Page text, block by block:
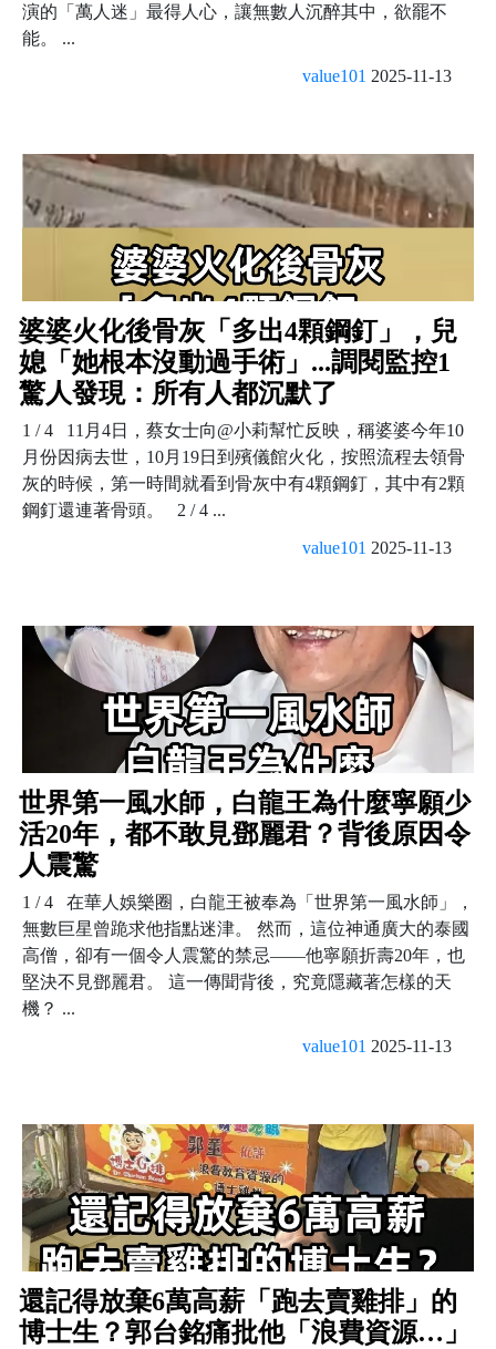
演的「萬人迷」最得人心，讓無數人沉醉其中，欲罷不
能。 ...
value101 2025-11-13
婆婆火化後骨灰「多出4顆鋼釘」，兒
媳「她根本沒動過手術」...調閱監控1
驚人發現：所有人都沉默了
1 / 4 11月4日，蔡女士向@小莉幫忙反映，稱婆婆今年10
月份因病去世，10月19日到殯儀館火化，按照流程去領骨
灰的時候，第一時間就看到骨灰中有4顆鋼釘，其中有2顆
鋼釘還連著骨頭。 2 / 4 ...
value101 2025-11-13
世界第一風水師，白龍王為什麼寧願少
活20年，都不敢見鄧麗君？背後原因令
人震驚
1 / 4 在華人娛樂圈，白龍王被奉為「世界第一風水師」，
無數巨星曾跪求他指點迷津。 然而，這位神通廣大的泰國
高僧，卻有一個令人震驚的禁忌——他寧願折壽20年，也
堅決不見鄧麗君。 這一傳聞背後，究竟隱藏著怎樣的天
機？ ...
value101 2025-11-13
還記得放棄6萬高薪「跑去賣雞排」的
博士生？郭台銘痛批他「浪費資源…」